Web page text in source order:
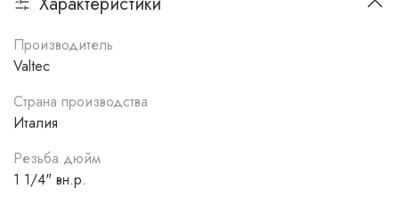
Производитель
Valtec
Страна производства
Италия
Резьба дюйм
1 1/4" вн.р.